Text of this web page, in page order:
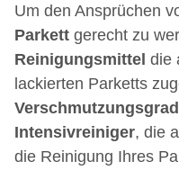
Um den Ansprüchen
Parkett gerecht zu
Reinigungsmittel die
lackierten Parketts
Verschmutzungsgrad
Intensivreiniger, die
die Reinigung Ihres